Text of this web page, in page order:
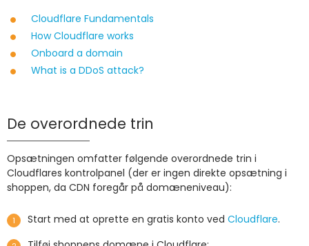
Cloudflare Fundamentals
How Cloudflare works
Onboard a domain
What is a DDoS attack?
De overordnede trin
Opsætningen omfatter følgende overordnede trin i
Cloudflares kontrolpanel (der er ingen direkte opsætning i
shoppen, da CDN foregår på domæneniveau):
Start med at oprette en gratis konto ved Cloudflare.